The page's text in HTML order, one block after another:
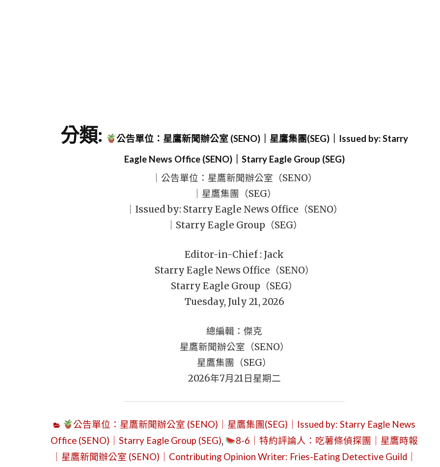
分類:
公告單位：星鷹新聞辦公室 (SENO)｜星鷹集團(SEG)｜Issued by: Starry
Eagle News Office (SENO)｜Starry Eagle Group (SEG)
｜公告單位：星鷹新聞辦公室（SENO）
｜星鷹集團（SEG）
｜Issued by: Starry Eagle News Office（SENO）
｜Starry Eagle Group（SEG）
Editor-in-Chief : Jack
Starry Eagle News Office（SENO）
Starry Eagle Group（SEG）
Tuesday, July 21, 2026
總編輯：傑克
星鷹新聞辦公室（SENO）
星鷹集團（SEG）
2026年7月21日星期二
公告單位：星鷹新聞辦公室 (SENO)｜星鷹集團(SEG)｜Issued by: Starry Eagle News
Office (SENO)｜Starry Eagle Group (SEG),
8-6｜特約評論人：吃薯條偵探團｜星鷹時報
｜星鷹新聞辦公室 (SENO)｜Contributing Opinion Writer: Fries-Eating Detective Guild｜